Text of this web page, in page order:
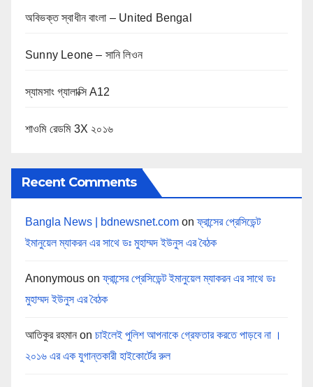
অবিভক্ত স্বাধীন বাংলা – United Bengal
Sunny Leone – সানি লিওন
স্যামসাং গ্যালাক্সি A12
শাওমি রেডমি 3X ২০১৬
Recent Comments
Bangla News | bdnewsnet.com onফ্রান্সের প্রেসিডেন্ট
ইমানুয়েল ম্যাকরন এর সাথে ডঃ মুহাম্মদ ইউনুস এর বৈঠক
Anonymous onফ্রান্সের প্রেসিডেন্ট ইমানুয়েল ম্যাকরন এর সাথে ডঃ
মুহাম্মদ ইউনুস এর বৈঠক
আতিকুর রহমান on চাইলেই পুলিশ আপনাকে গ্রেফতার করতে পাড়বে না ।
২০১৬ এর এক যুগান্তকারী হাইকোর্টের রুল